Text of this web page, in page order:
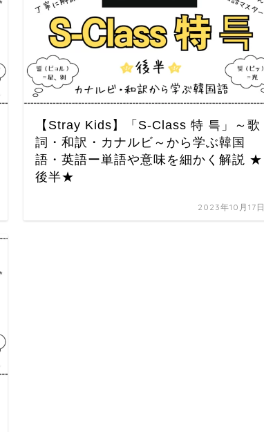
【Stray Kids】「S-Class 特 특」～歌
詞・和訳・カナルビ～から学ぶ韓国
語・英語ー単語や意味を細かく解説 ★
後半★
2023年10月17日